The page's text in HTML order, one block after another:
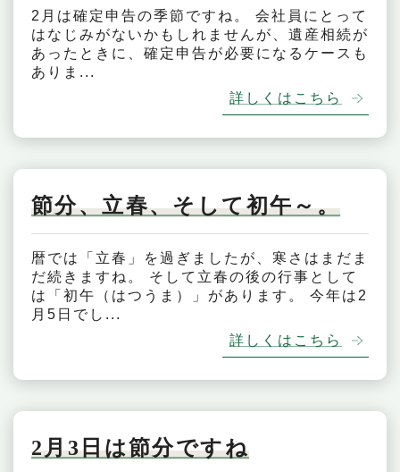
2月は確定申告の季節ですね。 会社員にとって
はなじみがないかもしれませんが、遺産相続が
あったときに、確定申告が必要になるケースも
ありま...
詳しくはこちら
節分、立春、そして初午～。
暦では「立春」を過ぎましたが、寒さはまだま
だ続きますね。 そして立春の後の行事として
は「初午（はつうま）」があります。 今年は2
月5日でし...
詳しくはこちら
2月3日は節分ですね